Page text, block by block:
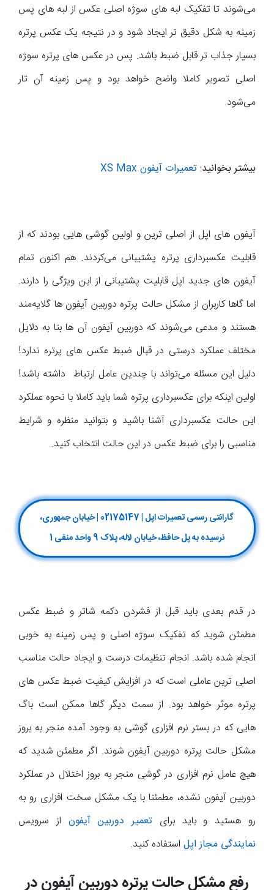
می‌شوند تا تفکیک لبه های سوژه اصلی عکس از لبه های پس
زمینه به شکل دقیق تر ایجاد شود و در نتیجه یک عکس پرتره
بسیار جذاب تر قابل ضبط باشد. پس در عکس های پرتره سوژه
اصلی تصویر کاملا واضح خواهد بود و پس زمینه آن تار
می‌شود.
بیشتر بخوانید:تعمیرات آیفون XS Max
آیفون های اپل از اصلی ترین و اولین گوشی هایی بودند که از
قابلیت عکسبرداری پرتره پشتیبانی می‌کردند. هم اکنون تمام
آیفون های جدید اپل قابلیت پشتیبانی از این ویژگی را دارند.
اما گاها کاربران از مشکل حالت پرتره دوربین آیفون ها گلایه‌مند
هستند و مدعی می‌شوند که دوربین آیفون آن ها بنا به دلایل
مختلف عملکرد درستی در قبال ضبط عکس های پرتره ندارد!
دلیل این مسئله می‌تواند با چندین عامل ارتباط داشته باشد!
اولین اینکه برای عکسبرداری پرتره شما باید کاملا با نحوه عملکرد
این حالت عکسبرداری آشنا باشید و بتوانید منظره و شرایط
مناسبی را برای ضبط عکس در این حالت انتخاب کنید.
گارانتی رسمی تعمیرات اپل | 02175147 | خیابان جمهوری،
نرسیده به پل حافظ، خیابان لاله، پلاک 9 واحد منفی 1
در قدم بعدی باید قبل از فشردن دکمه شاتر و ضبط عکس
مطمئن شوید که تفکیک سوژه اصلی و پس زمینه به خوبی
انجام شده باشد. انجام تنظیمات درست و ایجاد حالت مناسب
اصلی ترین عاملی است که در افزایش کیفیت ضبط عکس های
پرتره موثر خواهد بود. از سمت دیگر گاها ممکن است باگ
هایی که در بستر نرم افزاری گوشی به وجود آمده منجر به بروز
مشکل حالت پرتره دوربین آیفون شوند. اگر مطمئن شدید که
هیچ عامل نرم افزاری در گوشی منجر به بروز اختلال در عملکرد
دوربین آیفون نشده، مطمئنا با یک مشکل سخت افزاری رو به
رو هستید و باید برای تعمیر دوربین آیفون از سرویس
نمایندگی مجاز اپل استفاده کنید.
رفع مشکل حالت پرتره دوربین آیفون در